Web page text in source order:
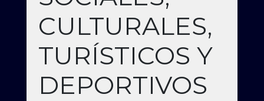
CULTURALES,
TURÍSTICOS Y
DEPORTIVOS